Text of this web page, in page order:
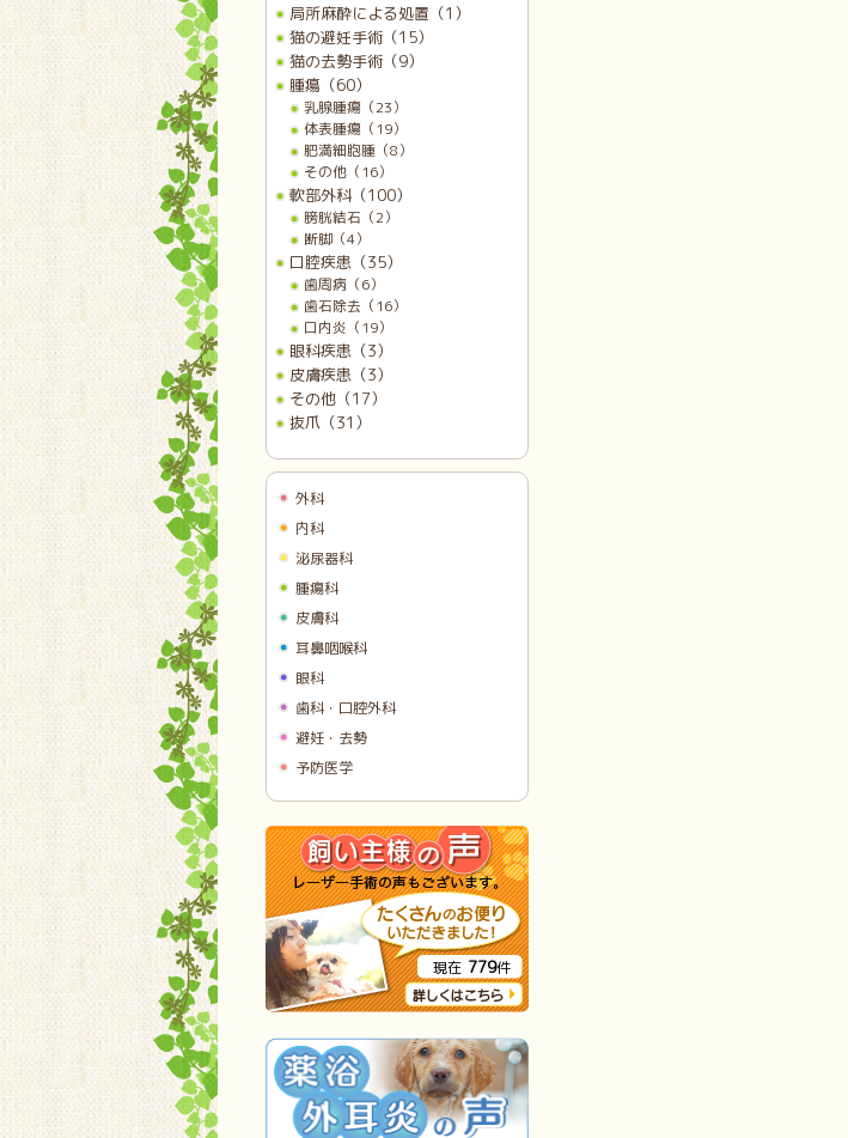
局所麻酔による処置（1）
猫の避妊手術（15）
猫の去勢手術（9）
腫瘍（60）
乳腺腫瘍（23）
体表腫瘍（19）
肥満細胞腫（8）
その他（16）
軟部外科（100）
膀胱結石（2）
断脚（4）
口腔疾患（35）
歯周病（6）
歯石除去（16）
口内炎（19）
眼科疾患（3）
皮膚疾患（3）
その他（17）
抜爪（31）
外科
内科
泌尿器科
腫瘍科
皮膚科
耳鼻咽喉科
眼科
歯科・口腔外科
避妊・去勢
予防医学
現在 779件